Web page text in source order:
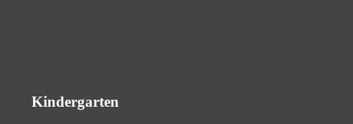
Kindergarten